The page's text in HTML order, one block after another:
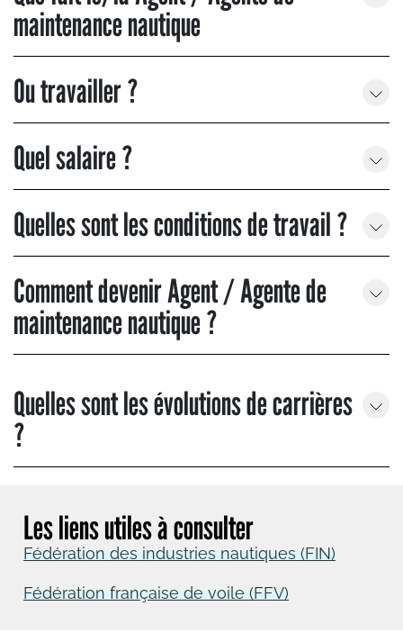
maintenance nautique
Ou travailler ?
Quel salaire ?
Quelles sont les conditions de travail ?
Comment devenir Agent / Agente de
maintenance nautique ?
Quelles sont les évolutions de carrières
?
Les liens utiles à consulter
Fédération des industries nautiques (FIN)
Fédération française de voile (FFV)